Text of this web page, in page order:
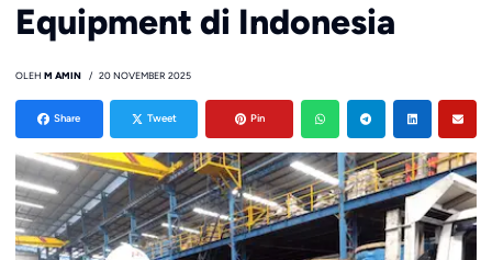
Equipment di Indonesia
OLEH M AMIN 20 NOVEMBER 2025
Share Tweet Pin